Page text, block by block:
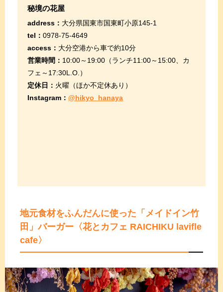
秘境の花屋
address： 大分県国東市国東町小原145-1
tel： 0978-75-4649
access： 大分空港から車で約10分
営業時間： 10:00～19:00（ランチ11:00～15:00、カ
フェ～17:30L.O.）
定休日： 火曜（ほか不定休あり）
Instagram： @hikyo_hanaya
地元食材をふんだんに使った「メイドイン竹
田」バーガー 〈花とカフェ RAICHIKU lavifle
cafe〉